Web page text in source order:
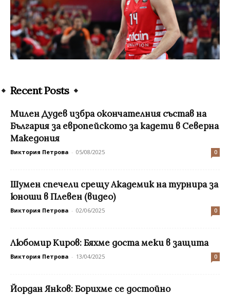
Recent Posts
Милен Дудев избра окончателния състав на
България за европейското за кадети в Северна
Македония
Виктория Петрова - 05/08/2025 0
Шумен спечели срещу Академик на турнира за
юноши в Плевен (видео)
Виктория Петрова - 02/06/2025 0
Любомир Киров: Бяхме доста меки в защита
Виктория Петрова - 13/04/2025 0
Йордан Янков: Борихме се достойно